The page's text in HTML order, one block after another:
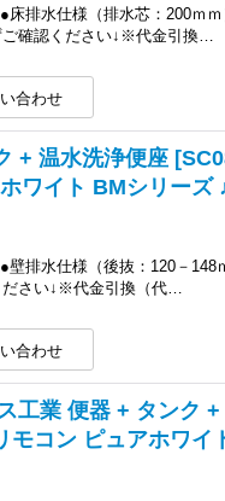
床排水仕様（排水芯：200
ご確認ください↓※代金引換…
+ 温水洗浄便座
ワイト BMシリーズ
壁排水仕様（後抜：120－
ださい↓※代金引換（代…
工業 便器 + タンク
モコン ピュアホワイ